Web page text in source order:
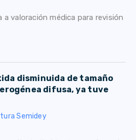
a valoración médica para revisión
disminuida de tamaño
difusa, ya tuve
Semidey